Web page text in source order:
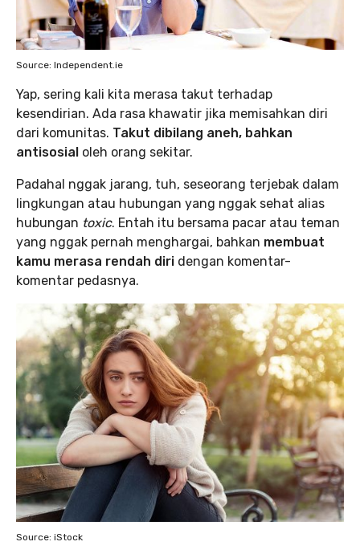
Source: Independent.ie
Yap, sering kali kita merasa takut terhadap
kesendirian. Ada rasa khawatir jika memisahkan diri
dari komunitas. Takut dibilang aneh, bahkan
antisosial oleh orang sekitar.
Padahal nggak jarang, tuh, seseorang terjebak dalam
lingkungan atau hubungan yang nggak sehat alias
hubungan toxic. Entah itu bersama pacar atau teman
yang nggak pernah menghargai, bahkan membuat
kamu merasa rendah diri dengan komentar-
komentar pedasnya.
Source: iStock